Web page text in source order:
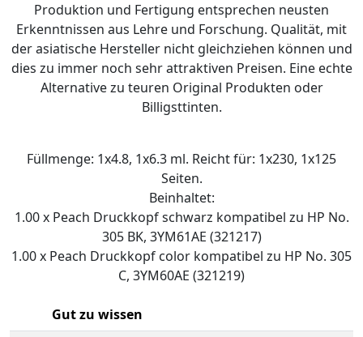
Produktion und Fertigung entsprechen neusten
Erkenntnissen aus Lehre und Forschung. Qualität, mit
der asiatische Hersteller nicht gleichziehen können und
dies zu immer noch sehr attraktiven Preisen. Eine echte
Alternative zu teuren Original Produkten oder
Billigsttinten.
Füllmenge: 1x4.8, 1x6.3 ml. Reicht für: 1x230, 1x125
Seiten.
Beinhaltet:
1.00 x Peach Druckkopf schwarz kompatibel zu HP No.
305 BK, 3YM61AE (321217)
1.00 x Peach Druckkopf color kompatibel zu HP No. 305
C, 3YM60AE (321219)
Gut zu wissen